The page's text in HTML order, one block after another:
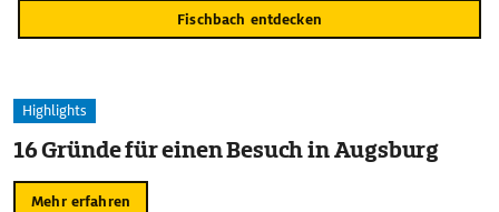
Fischbach entdecken
Highlights
16 Gründe für einen Besuch in Augsburg
Mehr erfahren